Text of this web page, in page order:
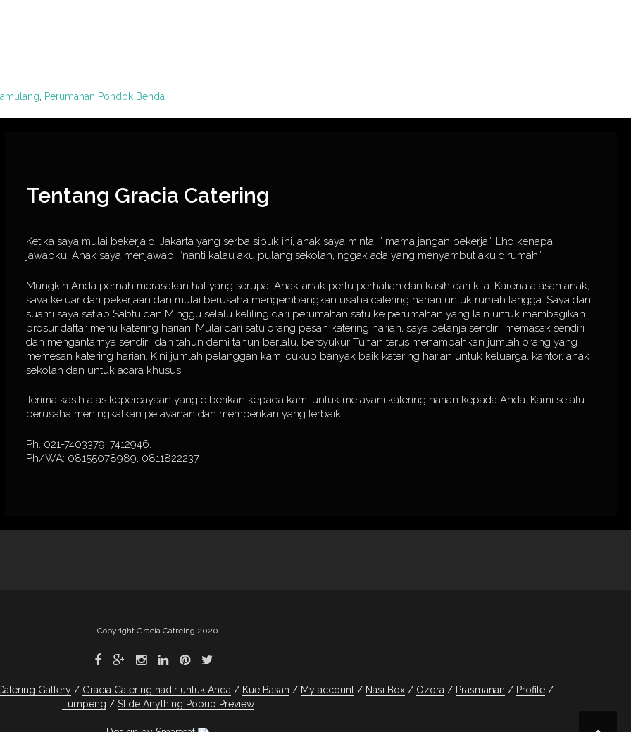
, Perumahan Pondok Benda
Tentang Gracia Catering
Ketika saya mulai bekerja di Jakarta yang serba sibuk ini, anak saya minta: ” mama jangan bekerja.” Lho kenapa
jawabku. Anak saya menjawab: “nanti kalau aku pulang sekolah, nggak ada yang menyambut aku dirumah.”
Mungkin Anda pernah merasakan hal yang serupa. Anak-anak perlu perhatian dan kasih dari kita. Karena alasan anak,
saya keluar dari pekerjaan dan mulai berusaha mengembangkan usaha catering harian untuk rumah tangga. Saya dan
suami saya setiap Sabtu dan Minggu selalu keliling dari perumahan satu ke perumahan yang lain untuk membagikan
brosur daftar menu katering harian. Mulai dari satu orang pesan katering harian, saya belanja sendiri, memasak sendiri
dan mengantarnya sendiri. dan tahun demi tahun berlalu, bersyukur Tuhan terus menambahkan jumlah orang yang
memesan katering harian. Kini jumlah pelanggan kami cukup banyak baik katering harian untuk keluarga, kantor, anak
sekolah dan untuk acara khusus.
Terima kasih atas kepercayaan yang diberikan kepada kami untuk melayani katering harian kepada Anda. Kami selalu
berusaha meningkatkan pelayanan dan memberikan yang terbaik.
Ph. 021-7403379, 7412946.
Ph/WA: 08155078989, 0811822237
Copyright Gracia Catreing 2020
Gallery Gracia Catering hadir untuk Anda Kue Basah My account Nasi Box Ozora Prasmanan
Profile
Tumpeng
Slide Anything Popup Preview